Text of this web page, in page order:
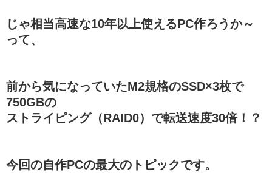
じゃ相当高速な10年以上使えるPC作ろうか～
って、
前から気になっていたM2規格のSSD×3枚で
750GBの
ストライピング（RAID0）で転送速度30倍！？
今回の自作PCの最大のトピックです。